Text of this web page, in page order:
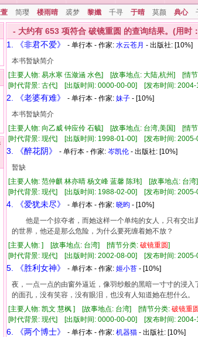
简璎 楼雨晴 裘梦 黎孅 千寻 于晴 莫颜 典心
- 大约有 653 项符合 破镜重圆 的查询结果。(用时
1. 《非君不爱》
- 单行本 - 作家: 水云苍月 - 出版社: [10%]
本书暂缺简介
[主要人物: 易水寒 伍潋涵 水色] [故事地点: 大陆,杭州] [情
[时代背景: 古代] [出版时间: 0000-00-00] [发布时间:
2. 《老婆有难》 - 单行本 - 作家: 妹子 - [10%]
本书暂缺简介
[主要人物: 向乙威 钟应伶 石毓] [故事地点: 台湾,美国] [情
[时代背景: 现代] [出版时间: 1998-01-00] [发布时间:
3. 《醉花阴》 - 单行本 - 作家: 岑凯伦 - 出版社: [10%]
暂缺
[主要人物: 范仲麒 林亦晴 杨文峰 蓝馨 陈玮] [故事地点: 台
[时代背景: 现代] [出版时间: 1988-02-00] [发布时间:
4. 《爱犹未尽》 - 单行本 - 作家: 晓昀 - [10%]
他是一个掠夺者，而她这样一个单纯的女人，只有交出
的世界，他还是那么危险，为什么要死缠着她不放？
[主要人物: ] [故事地点: 台湾] [情节分类: 破镜重圆]
[时代背景: 现代] [出版时间: 2002-08-00] [发布时间:
5. 《胜利女神》 - 单行本 - 作家: 姬小苔 - [10%]
夜，一点一点的由窗外逼近，像羽纱般的黑暗一寸寸的浸
的面孔，没有笑容，没有眼泪，也没有人知道她在想什么。
[主要人物: 凯文 慧枫 ] [故事地点: 台湾] [情节分类: 破镜重圆
[时代背景: 现代] [出版时间: 0000-00-00] [发布时间:
6. 《两个博士》 - 单行本 - 作家: 机器猫 - 出版社: [10%]